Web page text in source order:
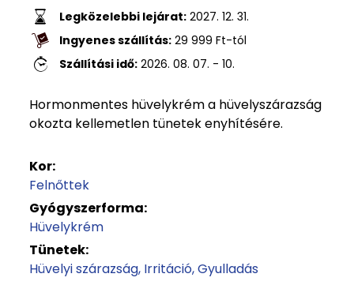
Legközelebbi lejárat: 2027. 12. 31.
Ingyenes szállítás: 29 999 Ft-tól
Szállítási idő: 2026. 08. 07. - 10.
Hormonmentes hüvelykrém a hüvelyszárazság
okozta kellemetlen tünetek enyhítésére.
Kor:
Felnőttek
Gyógyszerforma:
Hüvelykrém
Tünetek:
Hüvelyi szárazság Irritáció Gyulladás